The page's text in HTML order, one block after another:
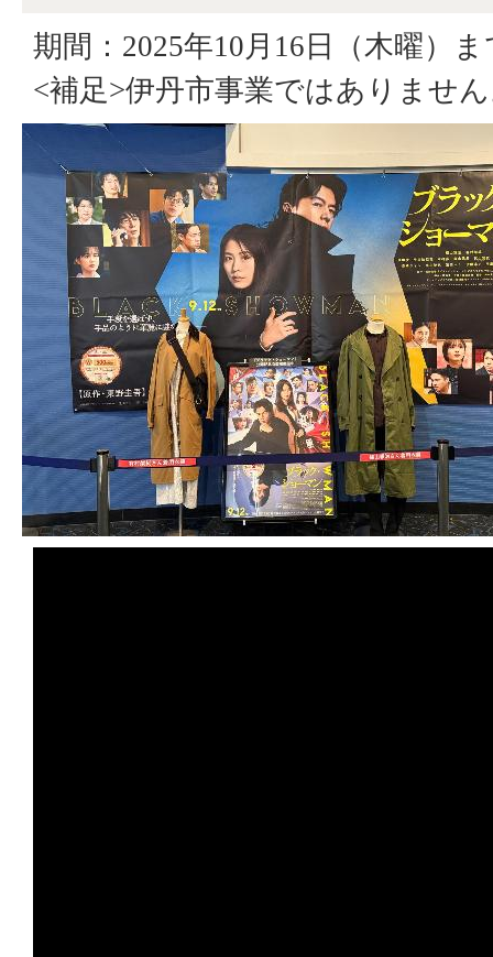
期間：2025年10月16日（木曜）ま
<補足>伊丹市事業ではありませ